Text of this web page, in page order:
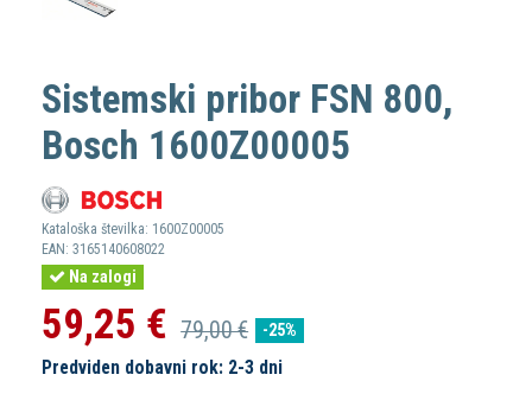
Sistemski pribor FSN 800,
Bosch 1600Z00005
Kataloška številka: 1600Z00005
EAN: 3165140608022
Na zalogi
59,25 € 79,00 € -25%
Predviden dobavni rok: 2-3 dni